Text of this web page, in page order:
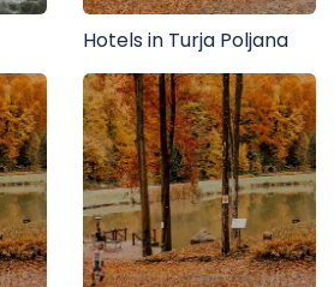
Hotels in Turja Poljana